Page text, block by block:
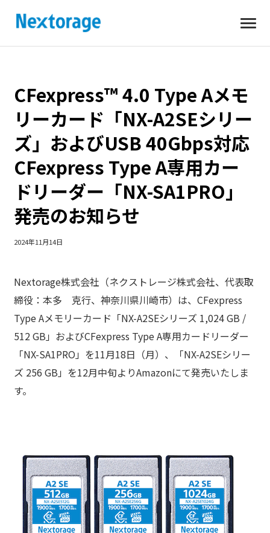
く
CFexpress™ 4.0 Type Aメモ
リーカード「NX-A2SEシリー
ズ」およびUSB 40Gbps対応
CFexpress Type A専用カー
ドリーダー「NX-SA1PRO」
発売のお知らせ
2024年11月14日
Nextorage株式会社（ネクストレージ株式会社、代表取
締役：本多 克行、神奈川県川崎市）は、CFexpress
Type Aメモリーカード「NX-A2SEシリーズ 1,024 GB /
512 GB」およびCFexpress Type A専用カードリーダー
「NX-SA1PRO」を11月18日（月）、「NX-A2SEシリー
ズ 256 GB」を12月中旬よりAmazonにて発売いたしま
す。